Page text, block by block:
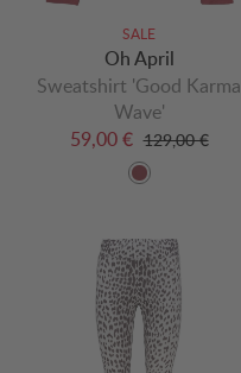
SALE
Oh April
Sweatshirt 'Good Karma
Wave'
59,00 € 129,00 €